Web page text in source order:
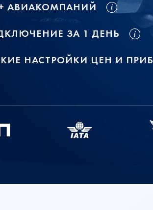
АВИАКОМПАНИЙ
ЗА 1 ДЕНЬ
НАСТРОЙКИ ЦЕН И